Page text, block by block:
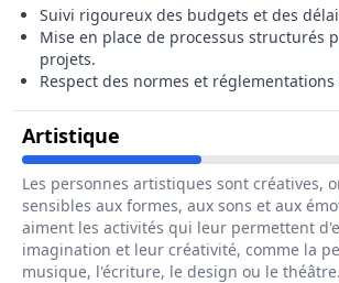
Suivi rigoureux des budgets et des
Mise en place de processus structurés
projets.
Respect des normes et
Artistique Pour Le Métier De
Les personnes artistiques sont créatives,
sensibles aux formes, aux sons et aux
aiment les activités qui leur permettent
imagination et leur créativité, comme la
musique, l'écriture, le design ou le théâtre.